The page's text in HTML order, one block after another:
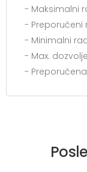
- Maksimalni
- Preporučeni
- Minimalni
- Max.
-